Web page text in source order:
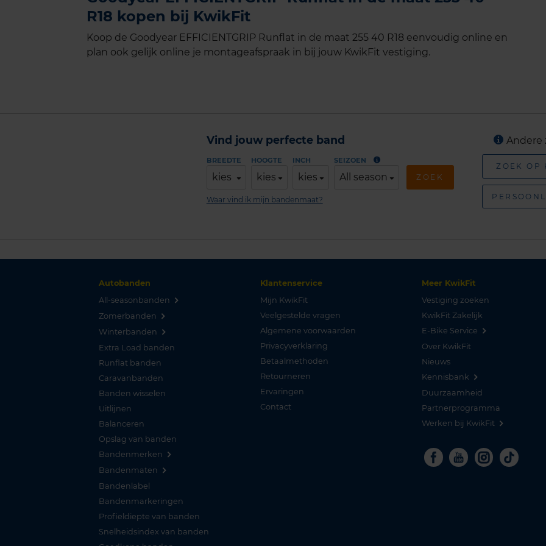
R18 kopen bij KwikFit
Koop de Goodyear EFFICIENTGRIP Runflat in de maat 255 40 R18 eenvoudig online en
plan ook gelijk online je montageafspraak in bij jouw KwikFit vestiging.
Vind jouw perfecte band
BREEDTE
kies
HOOGTE
kies
INCH
kies
SEIZOEN
All season ZOEK
Waar vind ik mijn bandenmaat?
Andere
ZOEK OP
Autobanden
All-seasonbanden
Zomerbanden
Winterbanden
Extra Load banden
Runflat banden
Caravanbanden
Banden wisselen
Uitlijnen
Balanceren
Opslag van banden
Bandenmerken
Bandenmaten
Bandenlabel
Bandenmarkeringen
Profieldiepte van banden
Snelheidsindex van banden
Klantenservice
Mijn KwikFit
Veelgestelde vragen
Algemene voorwaarden
Privacyverklaring
Betaalmethoden
Retourneren
Ervaringen
Contact
Meer KwikFit
Vestiging zoeken
KwikFit Zakelijk
E-Bike Service
Over KwikFit
Nieuws
Kennisbank
Duurzaamheid
Partnerprogramma
Werken bij KwikFit
Facebook
Youtube